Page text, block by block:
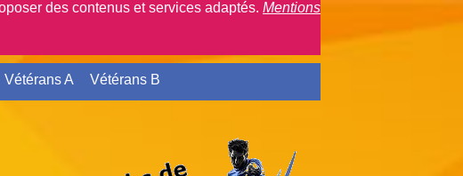
des contenus et services adaptés. Mentions
Connexion
Vétérans A Vétérans B